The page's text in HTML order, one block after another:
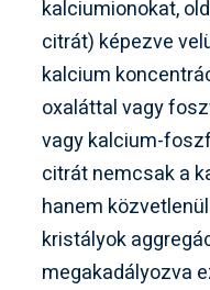
kalciumionokat,
citrát) képezve
kalcium
oxaláttal vagy
vagy kalcium-
citrát nemcsak a
hanem
kristályok
megakadályozva